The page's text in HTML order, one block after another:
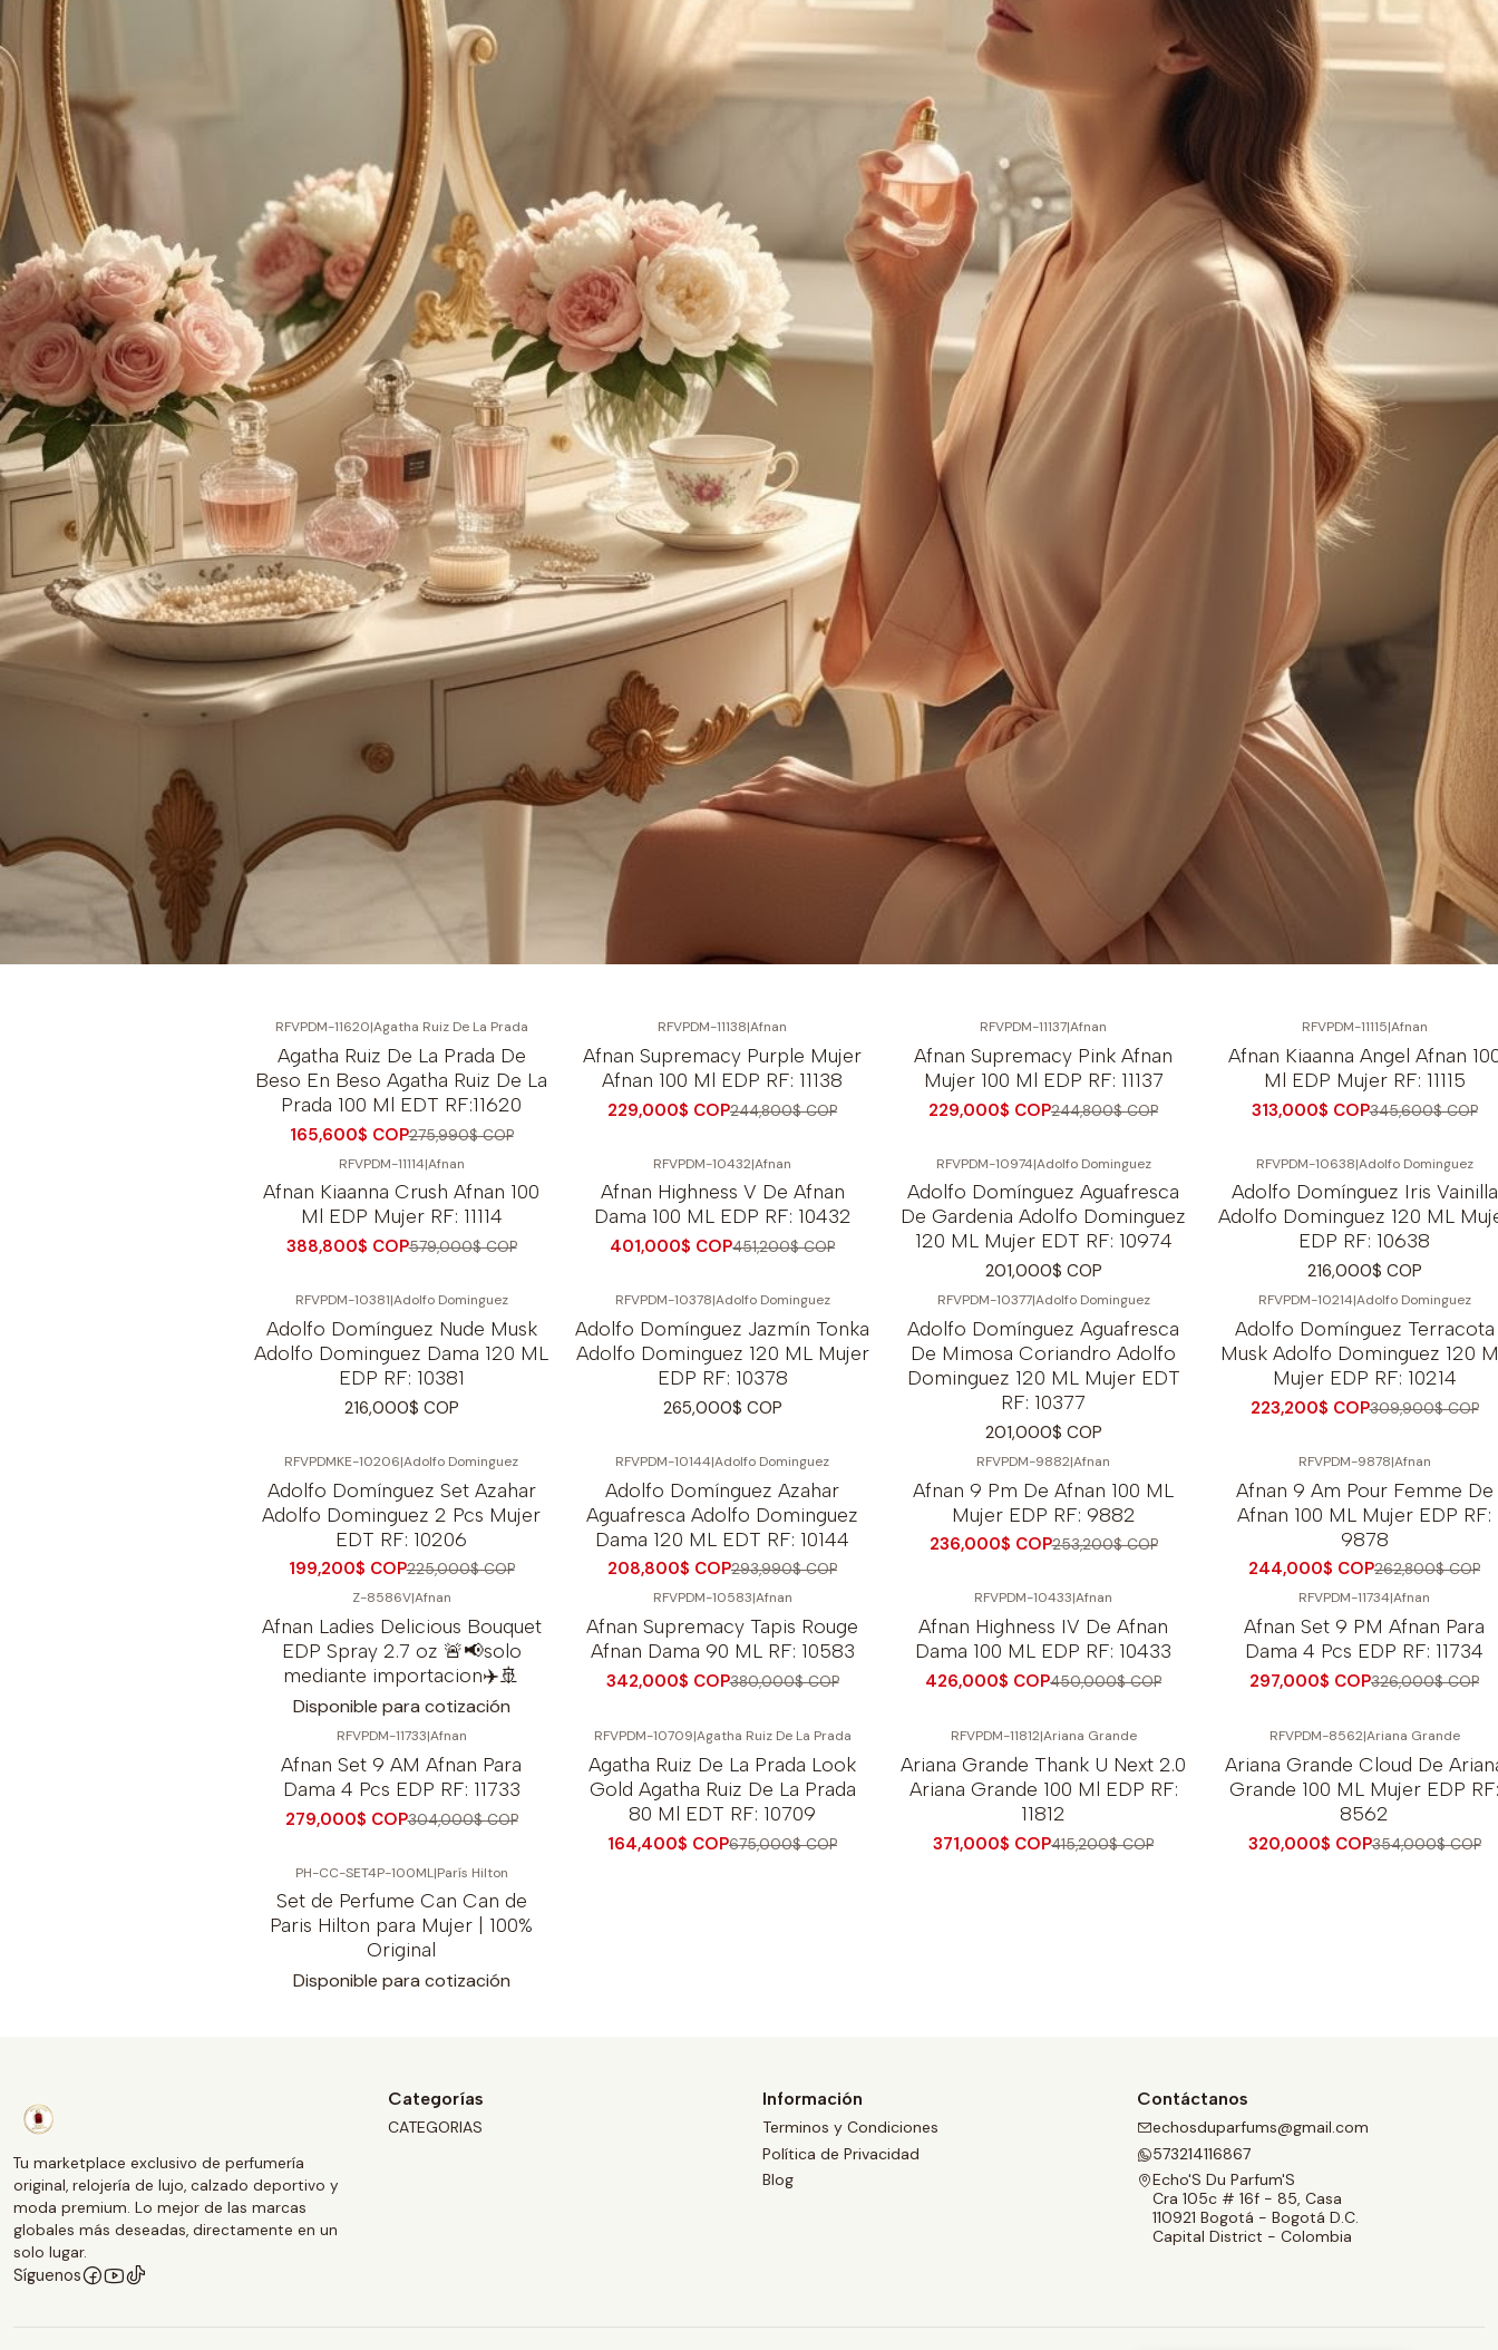
RFVPDM-11620|Agatha Ruiz De La Prada
Agatha Ruiz De La Prada De
Beso En Beso Agatha Ruiz De La
Prada 100 Ml EDT RF:11620
165,600$ COP275,990$ COP
RFVPDM-11138|Afnan
Afnan Supremacy Purple Mujer
Afnan 100 Ml EDP RF: 11138
229,000$ COP244,800$ COP
RFVPDM-11137|Afnan
Afnan Supremacy Pink Afnan
Mujer 100 Ml EDP RF: 11137
229,000$ COP244,800$ COP
RFVPDM-11115|Afnan
Afnan Kiaanna Angel Afnan
Ml EDP Mujer RF: 11115
313,000$ COP345,600$ COP
RFVPDM-11114|Afnan
Afnan Kiaanna Crush Afnan 100
Ml EDP Mujer RF: 11114
388,800$ COP579,000$ COP
RFVPDM-10432|Afnan
Afnan Highness V De Afnan
Dama 100 ML EDP RF: 10432
401,000$ COP451,200$ COP
RFVPDM-10974|Adolfo Dominguez
Adolfo Domínguez Aguafresca
De Gardenia Adolfo Dominguez
120 ML Mujer EDT RF: 10974
201,000$ COP
RFVPDM-10638|Adolfo Dominguez
Adolfo Domínguez Iris Vainilla
Adolfo Dominguez 120 ML
EDP RF: 10638
216,000$ COP
RFVPDM-10381|Adolfo Dominguez
Adolfo Domínguez Nude Musk
Adolfo Dominguez Dama 120 ML
EDP RF: 10381
216,000$ COP
RFVPDM-10378|Adolfo Dominguez
Adolfo Domínguez Jazmín Tonka
Adolfo Dominguez 120 ML Mujer
EDP RF: 10378
265,000$ COP
RFVPDM-10377|Adolfo Dominguez
Adolfo Domínguez Aguafresca
De Mimosa Coriandro Adolfo
Dominguez 120 ML Mujer EDT
RF: 10377
201,000$ COP
RFVPDM-10214|Adolfo Dominguez
Adolfo Domínguez Terracota
Musk Adolfo Dominguez 120
Mujer EDP RF: 10214
223,200$ COP309,900$ COP
OFF
RFVPDMKE-10206|Adolfo Dominguez
Adolfo Domínguez Set Azahar
Adolfo Dominguez 2 Pcs Mujer
EDT RF: 10206
199,200$ COP225,000$ COP
OFF
RFVPDM-10144|Adolfo Dominguez
Adolfo Domínguez Azahar
Aguafresca Adolfo Dominguez
Dama 120 ML EDT RF: 10144
208,800$ COP293,990$ COP
RFVPDM-9882|Afnan
Afnan 9 Pm De Afnan 100 ML
Mujer EDP RF: 9882
236,000$ COP253,200$ COP
RFVPDM-9878|Afnan
Afnan 9 Am Pour Femme De
Afnan 100 ML Mujer EDP RF:
9878
244,000$ COP262,800$ COP
Z-8586V|Afnan
Afnan Ladies Delicious Bouquet
EDP Spray 2.7 oz 🚨📢solo
mediante importacion✈️🚢
Disponible para cotización
No disponible
RFVPDM-10583|Afnan
Afnan Supremacy Tapis Rouge
Afnan Dama 90 ML RF: 10583
342,000$ COP380,000$ COP
No disponible
RFVPDM-10433|Afnan
Afnan Highness IV De Afnan
Dama 100 ML EDP RF: 10433
426,000$ COP450,000$ COP
RFVPDM-11734|Afnan
Afnan Set 9 PM Afnan Para
Dama 4 Pcs EDP RF: 11734
297,000$ COP326,000$ COP
RFVPDM-11733|Afnan
Afnan Set 9 AM Afnan Para
Dama 4 Pcs EDP RF: 11733
279,000$ COP304,000$ COP
RFVPDM-10709|Agatha Ruiz De La Prada
Agatha Ruiz De La Prada Look
Gold Agatha Ruiz De La Prada
80 Ml EDT RF: 10709
164,400$ COP675,000$ COP
RFVPDM-11812|Ariana Grande
Ariana Grande Thank U Next 2.0
Ariana Grande 100 Ml EDP RF:
11812
371,000$ COP415,200$ COP
RFVPDM-8562|Ariana Grande
Ariana Grande Cloud De
Grande 100 ML Mujer EDP RF:
8562
320,000$ COP354,000$ COP
OFF
PH-CC-SET4P-100ML|París Hilton
Set de Perfume Can Can de
Paris Hilton para Mujer | 100%
Original
Disponible para cotización
Tu marketplace exclusivo de perfumería
original, relojería de lujo, calzado deportivo y
moda premium. Lo mejor de las marcas
globales más deseadas, directamente en un
solo lugar.
Síguenos
Categorías
CATEGORIAS
Información
Terminos y Condiciones
Política de Privacidad
Blog
Contáctanos
echosduparfums@gmail.com
573214116867
Echo'S Du Parfum'S
Cra 105c # 16f - 85, Casa
110921 Bogotá - Bogotá D.C.
Capital District - Colombia